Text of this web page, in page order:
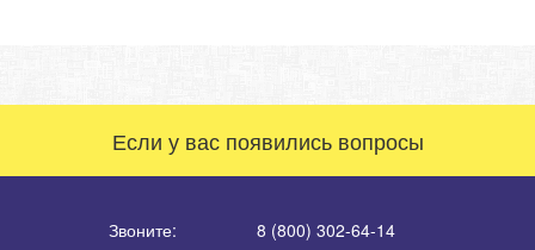
Если у вас появились вопросы
Звоните: 8 (800) 302-64-14